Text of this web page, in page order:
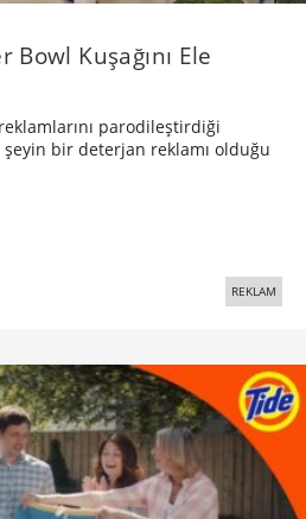
Bowl Kuşağını Ele
parodileştirdiği
bir deterjan reklamı olduğu
REKLAM